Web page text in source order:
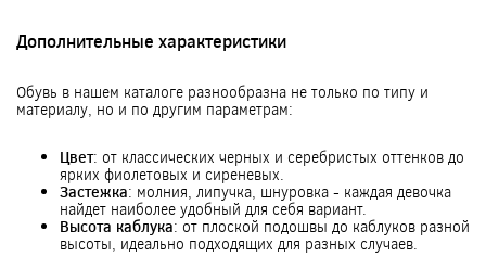
Дополнительные характеристики
Обувь в нашем каталоге разнообразна не только по типу и
материалу, но и по другим параметрам:
Цвет: от классических черных и серебристых оттенков до
ярких фиолетовых и сиреневых.
Застежка: молния, липучка, шнуровка - каждая девочка
найдет наиболее удобный для себя вариант.
Высота каблука: от плоской подошвы до каблуков разной
высоты, идеально подходящих для разных случаев.